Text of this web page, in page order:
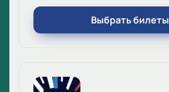
Выбрать билеты